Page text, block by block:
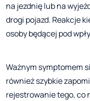
na jezdnię lub na
drogi pojazd. Reakcje
osoby będącej pod
Ważnym symptomem
również szybkie
rejestrowanie tego, co